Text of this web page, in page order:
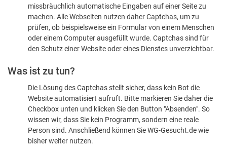
dass
sind
missbräuchlich automatische Eingaben auf einer Seite zu
machen. Alle Webseiten nutzen daher Captchas, um zu
prüfen, ob beispielsweise ein Formular von einem Menschen
oder einem Computer ausgefüllt wurde. Captchas sind für
den Schutz einer Website oder eines Dienstes unverzichtbar.
Was ist zu tun?
Die Lösung des Captchas stellt sicher, dass kein Bot die
Website automatisiert aufruft. Bitte markieren Sie daher die
Checkbox unten und klicken Sie den Button "Absenden". So
wissen wir, dass Sie kein Programm, sondern eine reale
Person sind. Anschließend können Sie WG-Gesucht.de wie
bisher weiter nutzen.